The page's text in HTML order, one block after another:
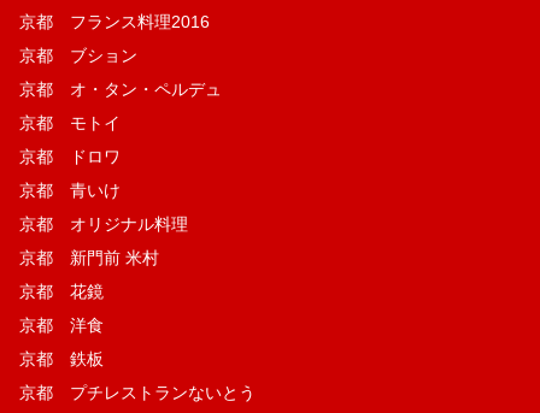
京都 フランス料理2016
京都 ブション
京都 オ・タン・ペルデュ
京都 モトイ
京都 ドロワ
京都 青いけ
京都 オリジナル料理
京都 新門前 米村
京都 花鏡
京都 洋食
京都 鉄板
京都 プチレストランないとう